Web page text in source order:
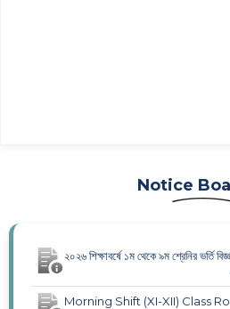
Notice
২০২৬ শিক্ষাবর্ষে ১ম থেকে ৯ম শ্রেনির ভর্তি
Morning Shift (XI-XII) Class